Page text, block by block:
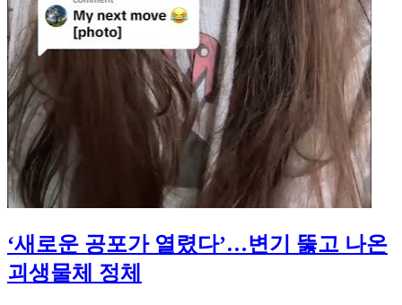
‘새로운 공포가 열렸다’…변기 뚫고 나온
괴생물체 정체